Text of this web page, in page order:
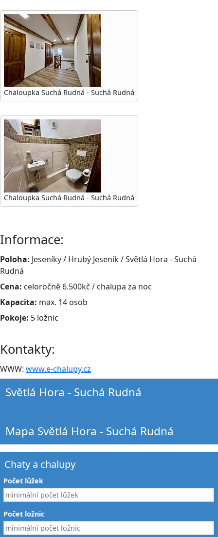
Chaloupka Suchá Rudná - Suchá Rudná
Chaloupka Suchá Rudná - Suchá Rudná
Informace:
Poloha: Jeseníky / Hrubý Jeseník / Světlá Hora - Suchá
Rudná
Cena: celoročně 6.500kč / chalupa za noc
Kapacita: max. 14 osob
Pokoje: 5 ložnic
Kontakty:
WWW: www.e-chalupy.cz
Světlá Hora - Suchá Rudná
Mapa Světlá Hora - Suchá Rudná
Chaty a chalupy
Počet lůžek
Počet ložnic